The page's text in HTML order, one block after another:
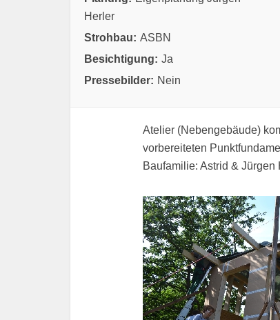
Herler
Strohbau: ASBN
Besichtigung: Ja
Pressebilder: Nein
Atelier (Nebengebäude)
vorbereiteten
Baufamilie: Astrid & Jürgen